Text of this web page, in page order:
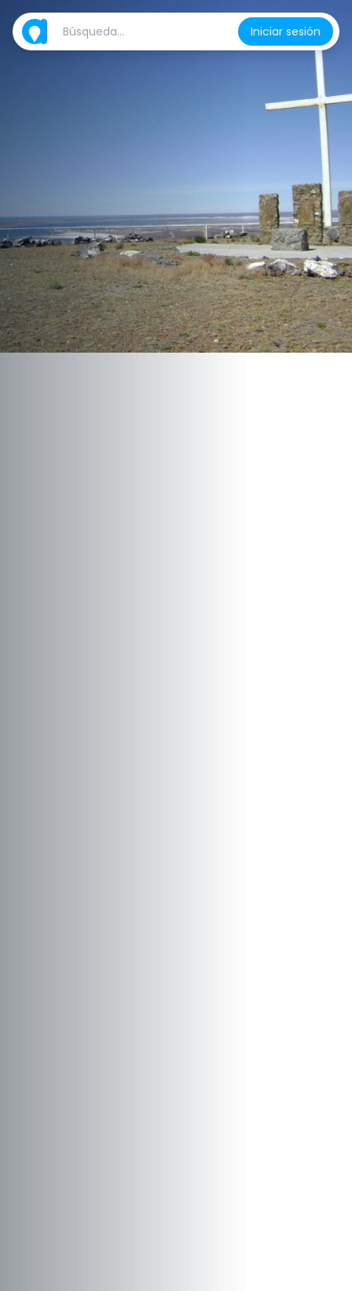
Iniciar sesión